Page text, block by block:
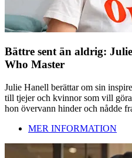
Bättre sent än aldrig:
Who Master
Julie Hanell berättar om sin
till tjejer och kvinnor som vill
hon övervann hinder och nådde
MER INFORMATION